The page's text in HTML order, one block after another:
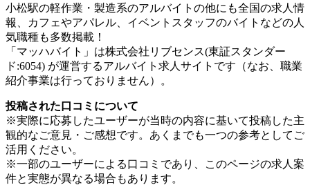
小松駅の軽作業・製造系のアルバイトの他にも全国の求人情
報、カフェやアパレル、イベントスタッフのバイトなどの人
気職種も多数掲載！
「マッハバイト」は株式会社リブセンス(東証スタンダー
ド:6054) が運営するアルバイト求人サイトです（なお、職業
紹介事業は行っておりません）。
投稿された口コミについて
※実際に応募したユーザーが当時の内容に基いて投稿した主
観的なご意見・ご感想です。あくまでも一つの参考としてご
活用ください。
※一部のユーザーによる口コミであり、このページの求人案
件と実態が異なる場合もあります。